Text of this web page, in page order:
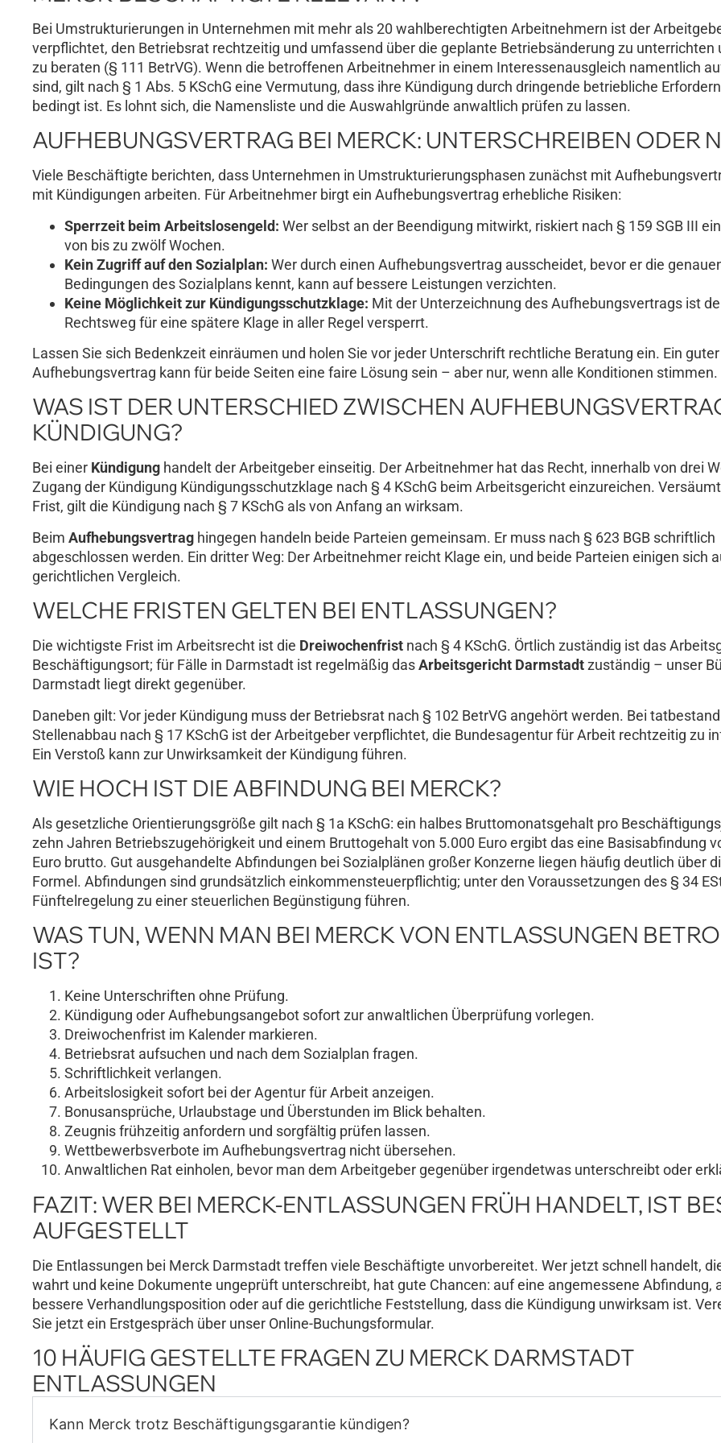
Bei Umstrukturierungen in Unternehmen mit mehr als 20 wahlberechtigten Arbeitnehmern ist der
verpflichtet, den Betriebsrat rechtzeitig und umfassend über die geplante Betriebsänderung zu unterrichten
zu beraten (§ 111 BetrVG). Wenn die betroffenen Arbeitnehmer in einem Interessenausgleich namentlich
sind, gilt nach § 1 Abs. 5 KSchG eine Vermutung, dass ihre Kündigung durch dringende betriebliche
bedingt ist. Es lohnt sich, die Namensliste und die Auswahlgründe anwaltlich prüfen zu lassen.
AUFHEBUNGSVERTRAG BEI MERCK: UNTERSCHREIBEN ODER
Viele Beschäftigte berichten, dass Unternehmen in Umstrukturierungsphasen zunächst mit
mit Kündigungen arbeiten. Für Arbeitnehmer birgt ein Aufhebungsvertrag erhebliche Risiken:
Sperrzeit beim Arbeitslosengeld: Wer selbst an der Beendigung mitwirkt, riskiert nach § 159 SGB III
von bis zu zwölf Wochen.
Kein Zugriff auf den Sozialplan: Wer durch einen Aufhebungsvertrag ausscheidet, bevor er die
Bedingungen des Sozialplans kennt, kann auf bessere Leistungen verzichten.
Keine Möglichkeit zur Kündigungsschutzklage: Mit der Unterzeichnung des Aufhebungsvertrags ist
Rechtsweg für eine spätere Klage in aller Regel versperrt.
Lassen Sie sich Bedenkzeit einräumen und holen Sie vor jeder Unterschrift rechtliche Beratung ein. Ein guter
Aufhebungsvertrag kann für beide Seiten eine faire Lösung sein – aber nur, wenn alle Konditionen stimmen.
WAS IST DER UNTERSCHIED ZWISCHEN
KÜNDIGUNG?
Bei einer Kündigung handelt der Arbeitgeber einseitig. Der Arbeitnehmer hat das Recht, innerhalb von drei
Zugang der Kündigung Kündigungsschutzklage nach § 4 KSchG beim Arbeitsgericht einzureichen.
Frist, gilt die Kündigung nach § 7 KSchG als von Anfang an wirksam.
Beim Aufhebungsvertrag hingegen handeln beide Parteien gemeinsam. Er muss nach § 623 BGB schriftlich
abgeschlossen werden. Ein dritter Weg: Der Arbeitnehmer reicht Klage ein, und beide Parteien einigen sich
gerichtlichen Vergleich.
WELCHE FRISTEN GELTEN BEI ENTLASSUNGEN?
Die wichtigste Frist im Arbeitsrecht ist die Dreiwochenfrist nach § 4 KSchG. Örtlich zuständig ist das
Beschäftigungsort; für Fälle in Darmstadt ist regelmäßig dasArbeitsgericht Darmstadtzuständig – unser
Darmstadt liegt direkt gegenüber.
Daneben gilt: Vor jeder Kündigung muss der Betriebsrat nach § 102 BetrVG angehört werden. Bei
Stellenabbau nach § 17 KSchG ist der Arbeitgeber verpflichtet, die Bundesagentur für Arbeit rechtzeitig zu
Ein Verstoß kann zur Unwirksamkeit der Kündigung führen.
WIE HOCH IST DIE ABFINDUNG BEI MERCK?
Als gesetzliche Orientierungsgröße gilt nach § 1a KSchG: ein halbes Bruttomonatsgehalt pro
zehn Jahren Betriebszugehörigkeit und einem Bruttogehalt von 5.000 Euro ergibt das eine Basisabfindung
Euro brutto. Gut ausgehandelte Abfindungen bei Sozialplänen großer Konzerne liegen häufig deutlich über
Formel. Abfindungen sind grundsätzlich einkommensteuerpflichtig; unter den Voraussetzungen des § 34
Fünftelregelung zu einer steuerlichen Begünstigung führen.
WAS TUN, WENN MAN BEI MERCK VON ENTLASSUNGEN
IST?
Keine Unterschriften ohne Prüfung.
Kündigung oder Aufhebungsangebot sofort zur anwaltlichen Überprüfung vorlegen.
Dreiwochenfrist im Kalender markieren.
Betriebsrat aufsuchen und nach dem Sozialplan fragen.
Schriftlichkeit verlangen.
Arbeitslosigkeit sofort bei der Agentur für Arbeit anzeigen.
Bonusansprüche, Urlaubstage und Überstunden im Blick behalten.
Zeugnis frühzeitig anfordern und sorgfältig prüfen lassen.
Wettbewerbsverbote im Aufhebungsvertrag nicht übersehen.
Anwaltlichen Rat einholen, bevor man dem Arbeitgeber gegenüber irgendetwas unterschreibt oder
FAZIT: WER BEI MERCK-ENTLASSUNGEN FRÜH HANDELT, IST
AUFGESTELLT
Die Entlassungen bei Merck Darmstadt treffen viele Beschäftigte unvorbereitet. Wer jetzt schnell handelt,
wahrt und keine Dokumente ungeprüft unterschreibt, hat gute Chancen: auf eine angemessene Abfindung,
bessere Verhandlungsposition oder auf die gerichtliche Feststellung, dass die Kündigung unwirksam ist.
Sie jetzt ein Erstgespräch über unser Online-Buchungsformular.
10 HÄUFIG GESTELLTE FRAGEN ZU MERCK DARMSTADT
ENTLASSUNGEN
Kann Merck trotz Beschäftigungs­garantie kündigen?